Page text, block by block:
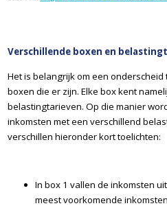
Verschillende boxen en
Het is belangrijk om een
boxen die er zijn. Elke box kent
belastingtarieven. Op die manier
inkomsten met een verschillend
verschillen hieronder kort toelichten:
In box 1 vallen de inkomsten
meest voorkomende